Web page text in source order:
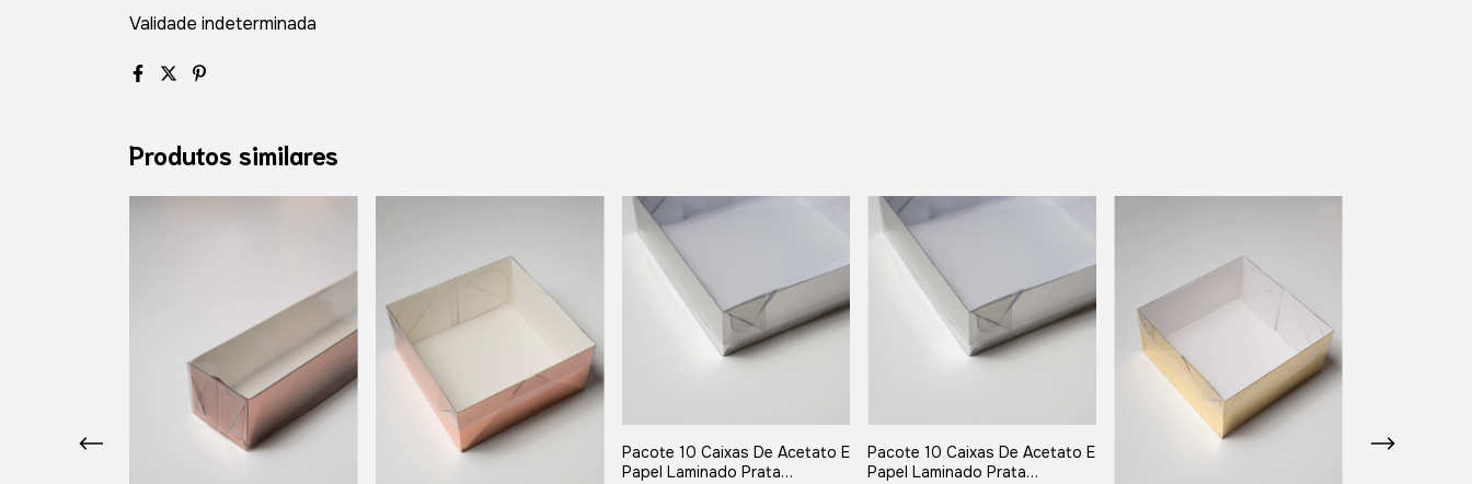
Validade indeterminada
Produtos similares
Pacote 10 Caixas De Acetato E
Papel Laminado Prata
Pacote 10 Caixas De Acetato E
Papel Laminado Prata
Pacote 10